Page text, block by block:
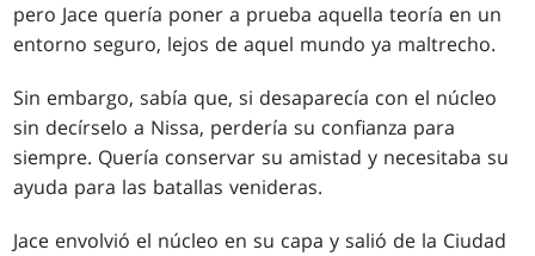
pero Jace quería poner a prueba aquella teoría en un
entorno seguro, lejos de aquel mundo ya maltrecho.
Sin embargo, sabía que, si desaparecía con el núcleo
sin decírselo a Nissa, perdería su confianza para
siempre. Quería conservar su amistad y necesitaba su
ayuda para las batallas venideras.
Jace envolvió el núcleo en su capa y salió de la Ciudad